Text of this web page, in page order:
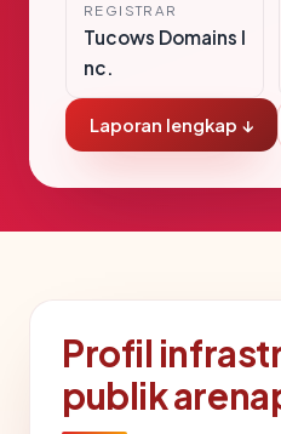
REGISTRAR
Tucows Domains I
nc.
Laporan lengkap ↓
Profil
publik